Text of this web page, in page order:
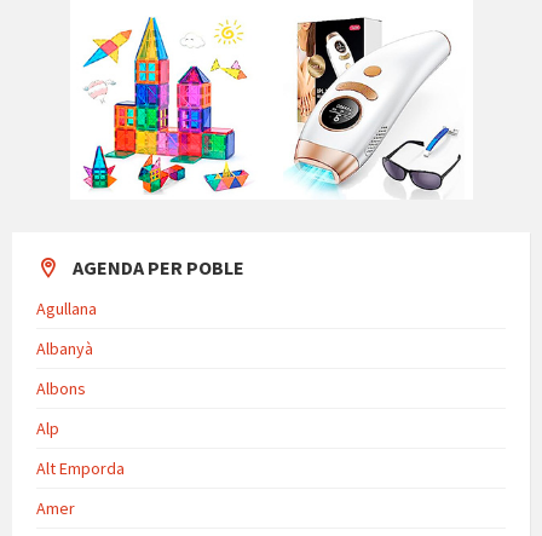
AGENDA PER POBLE
Agullana
Albanyà
Albons
Alp
Alt Emporda
Amer